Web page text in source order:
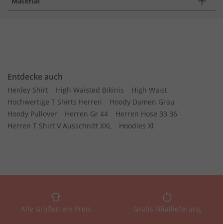
Entdecke auch
Henley Shirt High Waisted Bikinis
High Waist
Hochwertige T Shirts Herren
Hoody Damen Grau
Hoody Pullover
Herren Gr 44
Herren Hose 33 36
Herren T Shirt V Ausschnitt XXL
Hoodies Xl
Alle Größen ein Preis Gratis Filiallieferung